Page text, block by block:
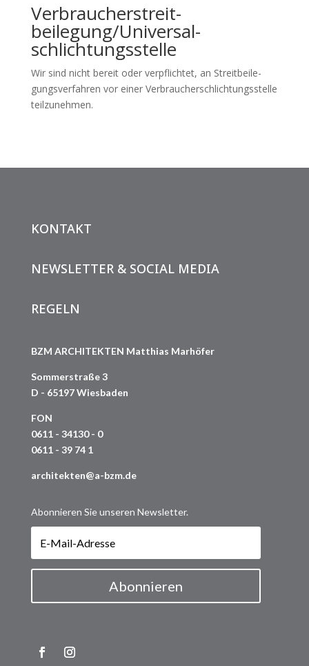
Verbraucher­streit­
beilegung/Universal­
schlichtungs­stelle
Wir sind nicht bereit oder verpflich­tet, an Streit­bei­le­
gungs­ver­fah­ren vor einer Verbrau­cher­schlich­tungs­stelle
teil­zu­neh­men.
KONTAKT
NEWSLETTER & SOCIAL MEDIA
REGELN
BZM ARCHITEKTEN Matthias Marhöfer
Sommerstraße 3
D - 65197 Wiesbaden
FON
0611 - 34130 - 0
0611 - 39 74 1
architekten@a-bzm.de
Abonnieren Sie unseren Newsletter.
Abonnieren